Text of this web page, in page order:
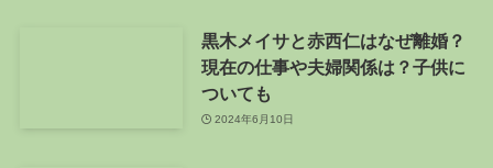
黒木メイサと赤西仁はなぜ離婚？
現在の仕事や夫婦関係は？子供に
ついても
2024年6月10日